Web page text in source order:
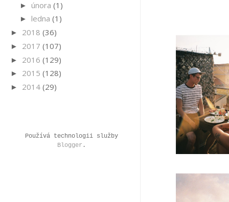
► února (1)
► ledna (1)
► 2018 (36)
► 2017 (107)
► 2016 (129)
► 2015 (128)
► 2014 (29)
Používá technologii služby
Blogger .